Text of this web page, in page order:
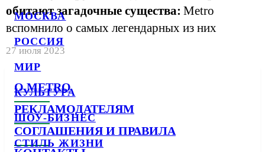
МОСКВА
РОССИЯ
МИР
КУЛЬТУРА
ШОУ-БИЗНЕС
СТИЛЬ ЖИЗНИ
обитают загадочные существа: Metro
вспомнило о самых легендарных из них
27 июля 2023
О METRO
РЕКЛАМОДАТЕЛЯМ
СОГЛАШЕНИЯ И ПРАВИЛА